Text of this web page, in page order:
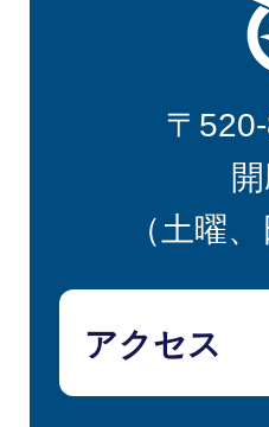
〒
（土曜
アクセス